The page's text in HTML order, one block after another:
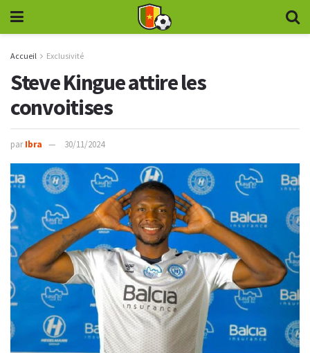
Accueil Exclusivité
Steve Kingue attire les
convoitises
par Ibra 30/11/2024